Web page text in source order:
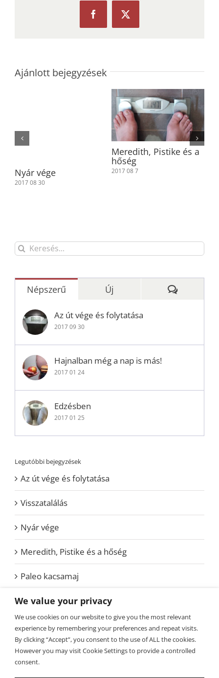
FacebookX
Ajánlott bejegyzések
Nyár vége
2017 08 30
Meredith, Pistike és a
hőség
2017 08 7
Keresés...
Népszerű Új
Az út vége és folytatása
2017 09 30
Hajnalban még a nap is más!
2017 01 24
Edzésben
2017 01 25
Legutóbbi bejegyzések
Az út vége és folytatása
Visszatalálás
Nyár vége
Meredith, Pistike és a hőség
Paleo kacsamaj
Kategóriák
ToTi
We value your privacy
We use cookies on our website to give you the most relevant
experience by remembering your preferences and repeat visits.
By clicking “Accept”, you consent to the use of ALL the cookies.
However you may visit Cookie Settings to provide a controlled
consent.